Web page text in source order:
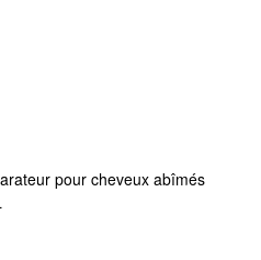
pour cheveux abîmés